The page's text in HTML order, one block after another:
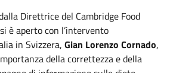
Direttrice del Cambridge Food
è aperto con l’intervento
in Svizzera, Gian Lorenzo Cornado,
della correttezza e della